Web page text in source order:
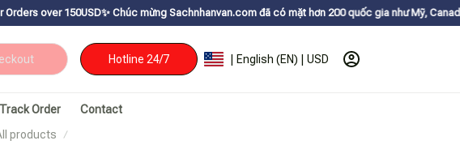
ㅤ✨ Chúc mừng Sachnhanvan.com đã có mặt hơn 200 quốc gia như Mỹ, Canada, Úc, Nhật, Hàn,
Hotline 24/7 | English (EN) | USD
Track Order
Contact
products